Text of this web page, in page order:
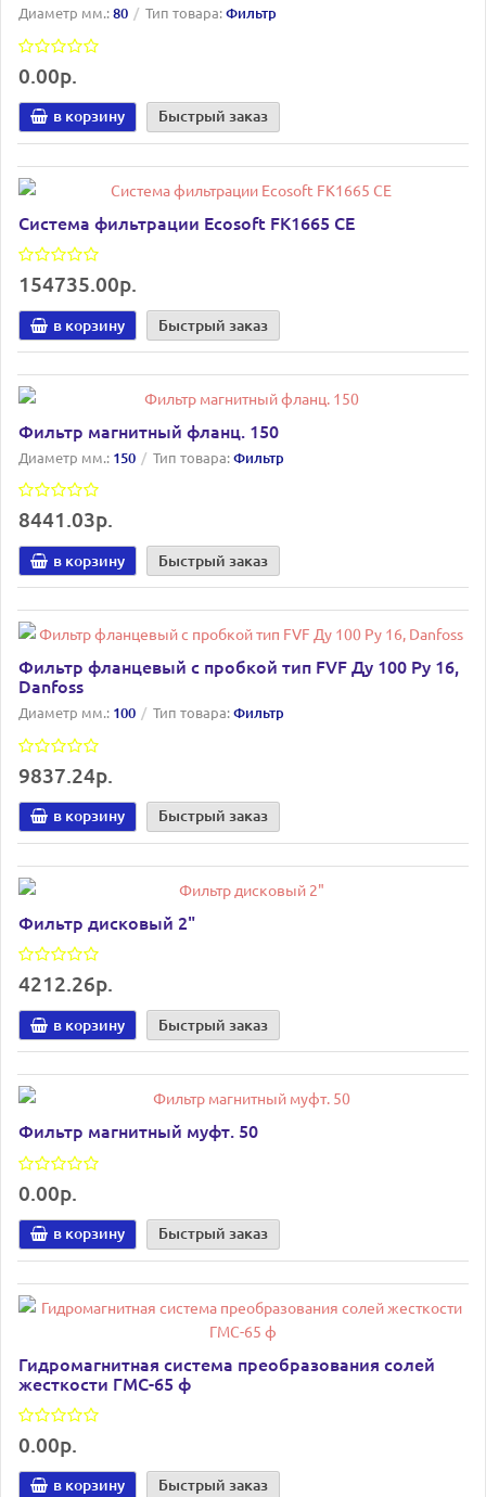
Диаметр мм.:80 Тип товара:Фильтр
0.00р.
в корзину Быстрый заказ
Система фильтрации Ecosoft FK1665 CE
154735.00р.
в корзину Быстрый заказ
Фильтр магнитный фланц. 150
Диаметр мм.: 150 Тип товара:Фильтр
8441.03р.
в корзину Быстрый заказ
Фильтр фланцевый с пробкой тип FVF Ду 100 Ру 16,
Danfoss
Диаметр мм.: 100 Тип товара:Фильтр
9837.24р.
в корзину Быстрый заказ
Фильтр дисковый 2"
4212.26р.
в корзину Быстрый заказ
Фильтр магнитный муфт. 50
0.00р.
в корзину Быстрый заказ
Гидромагнитная система преобразования солей
жесткости ГМС-65 ф
0.00р.
в корзину Быстрый заказ